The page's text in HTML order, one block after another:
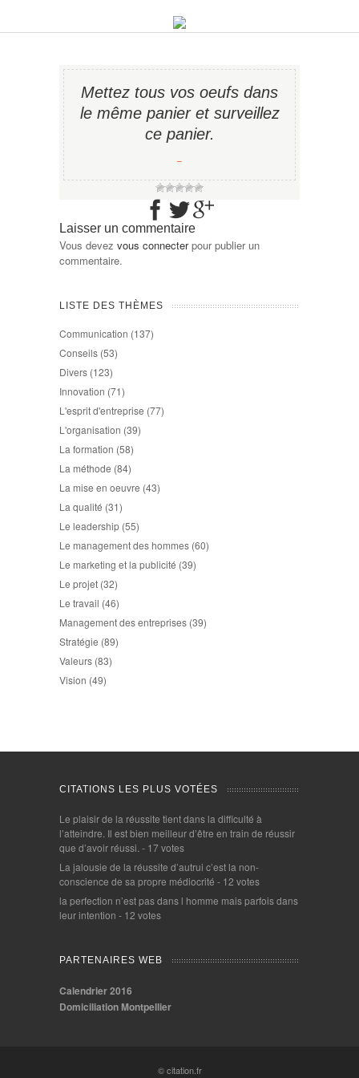
Mettez tous vos oeufs dans
le même panier et surveillez
ce panier.
−
Laisser un commentaire
Vous devez vous connecterpour publier un
commentaire.
LISTE DES THÈMES
Communication (137)
Conseils (53)
Divers (123)
Innovation (71)
L'esprit d'entreprise (77)
L'organisation (39)
La formation (58)
La méthode (84)
La mise en oeuvre (43)
La qualité (31)
Le leadership (55)
Le management des hommes (60)
Le marketing et la publicité (39)
Le projet (32)
Le travail (46)
Management des entreprises (39)
Stratégie (89)
Valeurs (83)
Vision (49)
CITATIONS LES PLUS VOTÉES
Le plaisir de la réussite tient dans la difficulté à
l’atteindre. Il est bien meilleur d’être en train de réussir
que d’avoir réussi. - 17 votes
La jalousie de la réussite d’autrui c’est la non-
conscience de sa propre médiocrité - 12 votes
la perfection n’est pas dans l homme mais parfois dans
leur intention - 12 votes
PARTENAIRES WEB
Calendrier 2016
Domiciliation Montpellier
© citation.fr